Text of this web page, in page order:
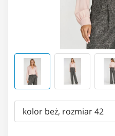
kolor beż, rozmiar 42